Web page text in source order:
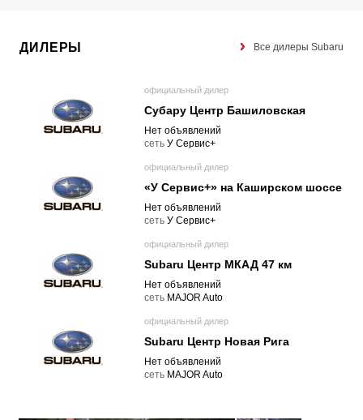
ДИЛЕРЫ Все дилеры Subaru
официальный дилер
Субару Центр Башиловская
Нет объявлений
cеть У Сервис+
официальный дилер
«У Сервис+» на Каширском шоссе
Нет объявлений
cеть У Сервис+
официальный дилер
Subaru Центр МКАД 47 км
Нет объявлений
cеть MAJOR Auto
официальный дилер
Subaru Центр Новая Рига
Нет объявлений
cеть MAJOR Auto